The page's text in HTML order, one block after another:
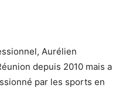
Aurélien
depuis 2010 mais a
par les sports en